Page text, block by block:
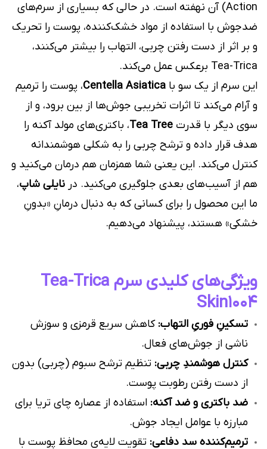
Action) آن نهفته است. در حالی که بسیاری از سرم‌های
ضد‌جوش با استفاده از مواد خشک‌کننده، پوست را تحریک
و بر اثر از دست رفتن چربی، التهاب را بیشتر می‌کنند،
Tea-Trica برعکس عمل می‌کند.
این سرم از یک سو با Centella Asiatica، پوست را ترمیم
و آرام می‌کند تا اثرات تخریبی جوش‌ها از بین برود، و از
سوی دیگر با قدرت Tea Tree، باکتری‌های مولد آکنه را
هدف قرار داده و ترشح چربی را به شکلی هوشمندانه
کنترل می‌کند. این یعنی شما همزمان هم درمان می‌کنید و
هم از آسیب‌های بعدی جلوگیری می‌کنید. در نایلی شاپ،
ما این محصول را برای کسانی که به دنبال درمانِ «بدونِ
خشکی» هستند، پیشنهاد می‌دهیم.
ویژگی‌های کلیدی سرم Tea-Trica
Skin1004
تسکینِ فوریِ التهاب: کاهش سریع قرمزی و سوزش
ناشی از جوش‌های فعال.
کنترل هوشمندِ چربی: تنظیم ترشح سبوم (چربی) بدون
از دست رفتن رطوبت پوست.
ضد باکتری و ضد آکنه: استفاده از عصاره چای تریا برای
مبارزه با عوامل ایجاد جوش.
ترمیم‌کننده سد دفاعی: تقویت لایه‌ی محافظ پوست با